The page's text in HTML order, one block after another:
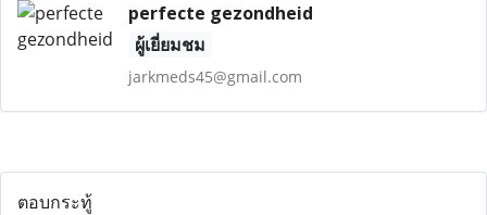
perfecte gezondheid
ผู้เยี่ยมชม
jarkmeds45@gmail.com
ตอบกระทู้